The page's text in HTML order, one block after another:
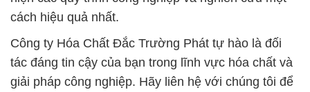
cách hiệu quả nhất.
Công ty Hóa Chất Đắc Trường Phát tự hào là đối
tác đáng tin cậy của bạn trong lĩnh vực hóa chất và
giải pháp công nghiệp. Hãy liên hệ với chúng tôi để